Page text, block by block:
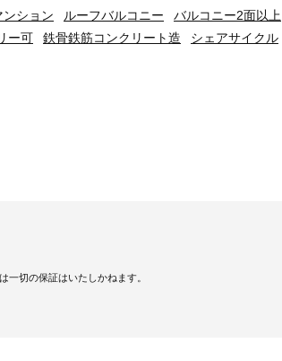
ンション ルーフバルコニー
バルコニー2面以上
ー可 鉄骨鉄筋コンクリート造
シェアサイクル
切の保証はいたしかねます。